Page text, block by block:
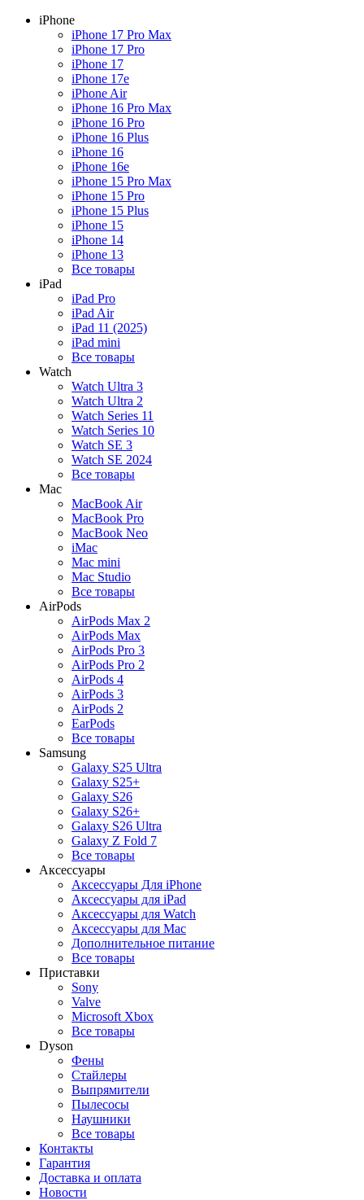
iPhone
iPhone 17 Pro Max
iPhone 17 Pro
iPhone 17
iPhone 17e
iPhone Air
iPhone 16 Pro Max
iPhone 16 Pro
iPhone 16 Plus
iPhone 16
iPhone 16e
iPhone 15 Pro Max
iPhone 15 Pro
iPhone 15 Plus
iPhone 15
iPhone 14
iPhone 13
Все товары
iPad
iPad Pro
iPad Air
iPad 11 (2025)
iPad mini
Все товары
Watch
Watch Ultra 3
Watch Ultra 2
Watch Series 11
Watch Series 10
Watch SE 3
Watch SE 2024
Все товары
Mac
MacBook Air
MacBook Pro
MacBook Neo
iMac
Mac mini
Mac Studio
Все товары
AirPods
AirPods Max 2
AirPods Max
AirPods Pro 3
AirPods Pro 2
AirPods 4
AirPods 3
AirPods 2
EarPods
Все товары
Samsung
Galaxy S25 Ultra
Galaxy S25+
Galaxy S26
Galaxy S26+
Galaxy S26 Ultra
Galaxy Z Fold 7
Все товары
Аксессуары
Аксессуары Для iPhone
Аксессуары для iPad
Аксессуары для Watch
Аксессуары для Mac
Дополнительное питание
Все товары
Приставки
Sony
Valve
Microsoft Xbox
Все товары
Dyson
Фены
Стайлеры
Выпрямители
Пылесосы
Наушники
Все товары
Контакты
Гарантия
Доставка и оплата
Новости